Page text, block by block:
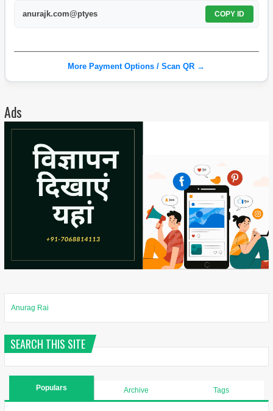
anurajk.com@ptyes COPY ID
More Payment Options / Scan QR →
Ads
Anurag Rai
SEARCH THIS SITE
Populars Archive Tags